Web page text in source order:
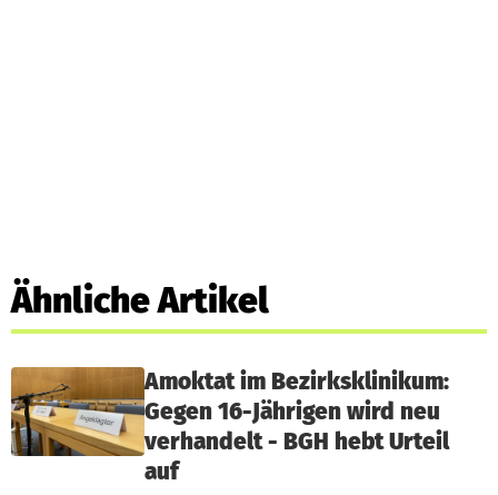
Ähnliche Artikel
Amoktat im Bezirksklinikum:
Gegen 16-Jährigen wird neu
verhandelt - BGH hebt Urteil
auf